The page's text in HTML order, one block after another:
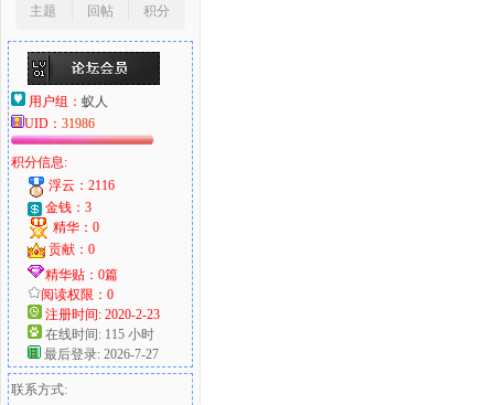
主题
回帖
积分
用户组： 蚁人
UID： 31986
积分信息:
浮云：2116
金钱：3
精华：0
贡献：0
精华贴：0篇
阅读权限：0
注册时间: 2020-2-23
在线时间: 115 小时
最后登录: 2026-7-27
联系方式: